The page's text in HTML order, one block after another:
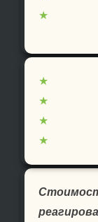
★
★
★
★
★